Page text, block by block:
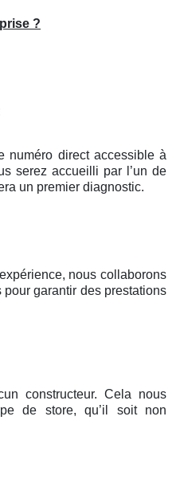
?
numéro direct accessible à
serez accueilli par l’un de
un premier diagnostic.
nous collaborons
garantir des prestations
constructeur. Cela nous
de store, qu’il soit non